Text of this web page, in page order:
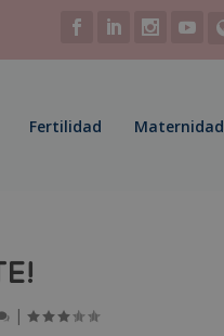
Fertilidad Maternidad
|